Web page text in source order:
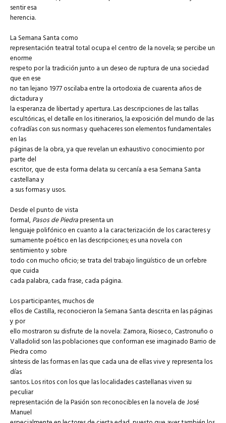
sentir esa
herencia.
La Semana Santa como
representación teatral total ocupa el centro de la novela; se percibe un
enorme
respeto por la tradición junto a un deseo de ruptura de una sociedad
que en ese
no tan lejano 1977 oscilaba entre la ortodoxia de cuarenta años de
dictadura y
la esperanza de libertad y apertura. Las descripciones de las tallas
escultóricas, el detalle en los itinerarios, la exposición del mundo de las
cofradías con sus normas y quehaceres son elementos fundamentales
en las
páginas de la obra, ya que revelan un exhaustivo conocimiento por
parte del
escritor, que de esta forma delata su cercanía a esa Semana Santa
castellana y
a sus formas y usos.
Desde el punto de vista
formal,Pasos de Piedrapresenta un
lenguaje polifónico en cuanto a la caracterización de los caracteres y
sumamente poético en las descripciones; es una novela con
sentimiento y sobre
todo con mucho oficio; se trata del trabajo lingüístico de un orfebre
que cuida
cada palabra, cada frase, cada página.
Los participantes, muchos de
ellos de Castilla, reconocieron la Semana Santa descrita en las páginas
y por
ello mostraron su disfrute de la novela: Zamora, Rioseco, Castronuño o
Valladolid son las poblaciones que conforman ese imaginado Barrio de
Piedra como
síntesis de las formas en las que cada una de ellas vive y representa los
días
santos. Los ritos con los que las localidades castellanas viven su
peculiar
representación de la Pasión son reconocibles en la novela de José
Manuel